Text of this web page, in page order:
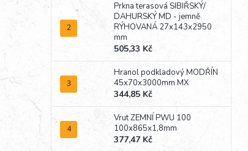
Prkna terasová SIBIŘSKÝ/
DAHURSKÝ MD - jemně
RÝHOVANÁ 27x143x2950
mm
505,33 Kč
Hranol podkladový MODŘÍN
45x70x3000mm MX
344,85 Kč
Vrut ZEMNÍ PWU 100
100x865x1,8mm
377,47 Kč